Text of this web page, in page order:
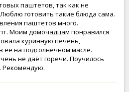
паштетов, так как не
готовить такие блюда сама.
паштетов много.
Моим домочадцам понравился
куринную печень,
на подсолнечном масле.
не даёт горечи. Поучилось
Рекомендую.